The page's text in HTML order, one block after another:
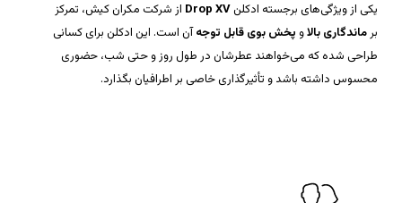
یکی از ویژگی‌های برجسته ادکلنDrop XV از شرکت مکران کیش، تمرکز
برماندگاری بالاو پخش بوی قابل توجهآن است. این ادکلن برای کسانی
طراحی شده که می‌خواهند عطرشان در طول روز و حتی شب، حضوری
محسوس داشته باشد و تأثیرگذاری خاصی بر اطرافیان بگذارد.